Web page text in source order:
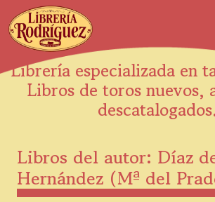
Librería especializada en
Libros de toros nuevos,
descatalogados.
Libros del autor: Díaz
Hernández (Mª del